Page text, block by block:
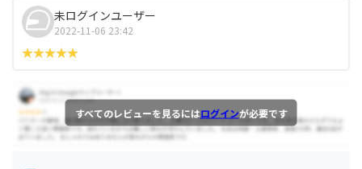
未ログインユーザー
2022-11-06 23:42
すべてのレビューを見るにはログインが必要です